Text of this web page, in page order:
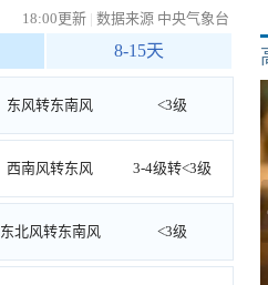
18:00更新 | 数据来源 中央气象台
8-15天
东风转东南风 <3级
西南风转东风 3-4级转<3级
东北风转东南风 <3级